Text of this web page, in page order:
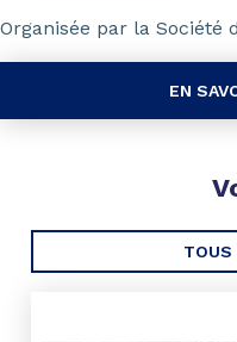
Organisée par la Société
EN
TOUS